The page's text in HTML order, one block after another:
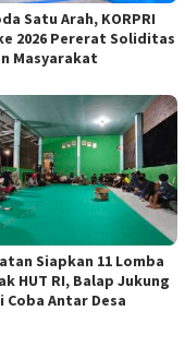
Satu Arah, KORPRI
2026 Pererat Soliditas
Masyarakat
Siapkan 11 Lomba
HUT RI, Balap Jukung
Coba Antar Desa